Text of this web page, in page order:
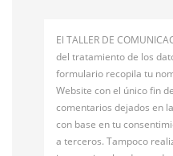
El TALLER DE
del tratamiento de los
formulario recopila tu
Website con el único fin
comentarios dejados en
con base en tu
a terceros. Tampoco